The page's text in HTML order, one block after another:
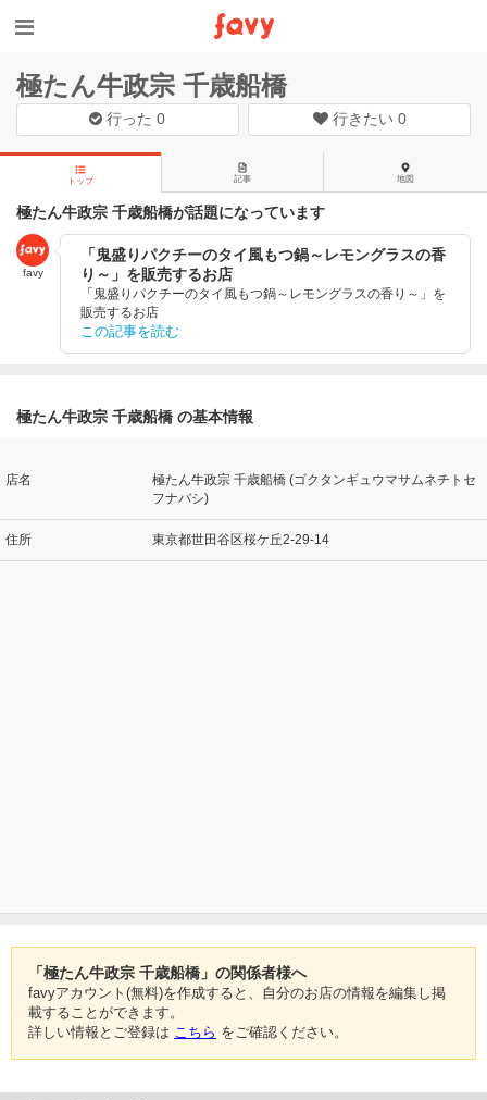
極たん牛政宗 千歳船橋
行った0 行きたい 0
トップ 記事 地図
極たん牛政宗 千歳船橋が話題になっています
favy
「鬼盛りパクチーのタイ風もつ鍋～レモングラスの香
り～」を販売するお店
「鬼盛りパクチーのタイ風もつ鍋～レモングラスの香り～」を
販売するお店
この記事を読む
極たん牛政宗 千歳船橋 の基本情報
店名
極たん牛政宗 千歳船橋 (ゴクタンギュウマサムネチトセ
フナバシ)
住所 東京都世田谷区桜ケ丘2-29-14
「極たん牛政宗 千歳船橋」の関係者様へ
favyアカウント(無料)を作成すると、自分のお店の情報を編集し掲
載することができます。
詳しい情報とご登録は こちら をご確認ください。